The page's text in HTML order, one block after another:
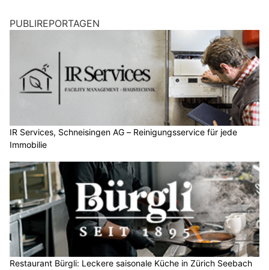
PUBLIREPORTAGEN
IR Services, Schneisingen AG – Reinigungsservice für jede
Immobilie
Restaurant Bürgli: Leckere saisonale Küche in Zürich Seebach